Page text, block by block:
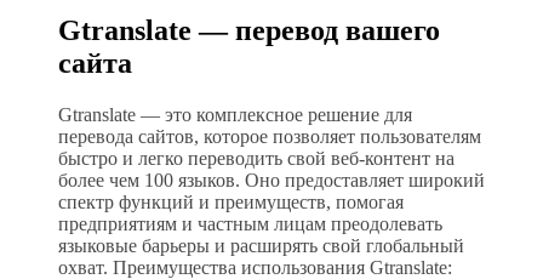
Gtranslate — перевод вашего
сайта
Gtranslate — это комплексное решение для
перевода сайтов, которое позволяет пользователям
быстро и легко переводить свой веб-контент на
более чем 100 языков. Оно предоставляет широкий
спектр функций и преимуществ, помогая
предприятиям и частным лицам преодолевать
языковые барьеры и расширять свой глобальный
охват. Преимущества использования Gtranslate: